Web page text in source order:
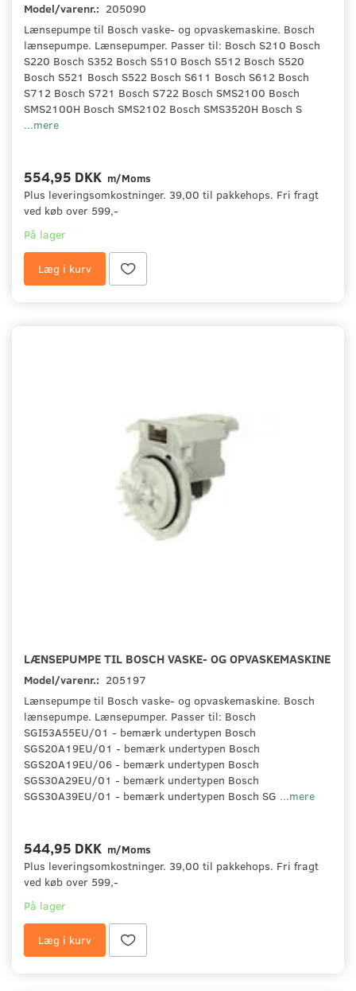
Model/varenr.: 205090
Lænsepumpe til Bosch vaske- og opvaskemaskine. Bosch
lænsepumpe. Lænsepumper. Passer til: Bosch S210 Bosch
S220 Bosch S352 Bosch S510 Bosch S512 Bosch S520
Bosch S521 Bosch S522 Bosch S611 Bosch S612 Bosch
S712 Bosch S721 Bosch S722 Bosch SMS2100 Bosch
SMS2100H Bosch SMS2102 Bosch SMS3520H Bosch S
...mere
554,95 DKK m/Moms
Plus leveringsomkostninger. 39,00 til pakkehops. Fri fragt
ved køb over 599,-
På lager
Læg i kurv
LÆNSEPUMPE TIL BOSCH VASKE- OG OPVASKEMASKINE
Model/varenr.: 205197
Lænsepumpe til Bosch vaske- og opvaskemaskine. Bosch
lænsepumpe. Lænsepumper. Passer til: Bosch
SGI53A55EU/01 - bemærk undertypen Bosch
SGS20A19EU/01 - bemærk undertypen Bosch
SGS20A19EU/06 - bemærk undertypen Bosch
SGS30A29EU/01 - bemærk undertypen Bosch
SGS30A39EU/01 - bemærk undertypen Bosch SG ...mere
544,95 DKK m/Moms
Plus leveringsomkostninger. 39,00 til pakkehops. Fri fragt
ved køb over 599,-
På lager
Læg i kurv